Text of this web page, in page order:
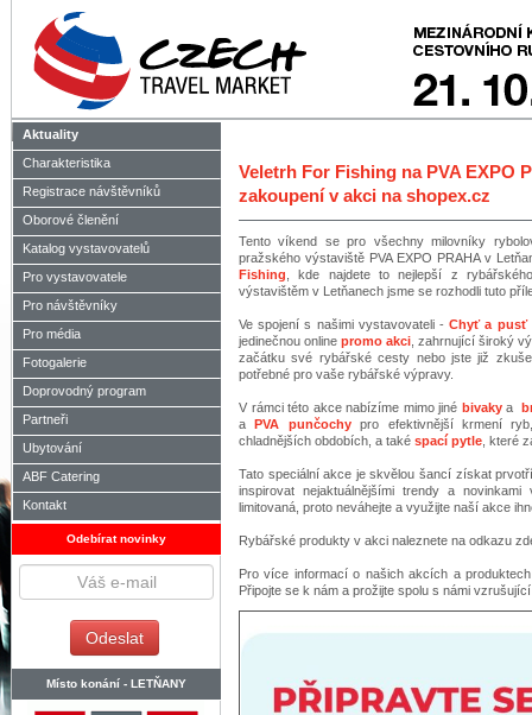
Aktuality
Charakteristika
Registrace návštěvníků
Oborové členění
Katalog vystavovatelů
Pro vystavovatele
Pro návštěvníky
Pro média
Fotogalerie
Doprovodný program
Partneři
Ubytování
ABF Catering
Kontakt
Odebírat novinky
Místo konání - LETŇANY
Veletrh For Fishing na PVA EXPO
zakoupení v akci na shopex.cz
Tento víkend se pro všechny milovníky
pražského výstaviště PVA EXPO PRAHA v
Fishing , kde najdete to nejlepší z
výstavištěm v Letňanech jsme se rozhodli tuto
Ve spojení s našimi vystavovateli -Chyť a pusť
jedinečnou onlinepromo akci , zahrnující široký
začátku své rybářské cesty nebo jste již
potřebné pro vaše rybářské výpravy.
V rámci této akce nabízíme mimo jiné bivakya
aPVA punčochypro efektivnější krmení
chladnějších obdobích, a také spací pytle , které
Tato speciální akce je skvělou šancí získat
inspirovat nejaktuálnějšími trendy a
limitovaná, proto neváhejte a využijte naší akce
Rybářské produkty v akci naleznete na odkazu
Pro více informací o našich akcích a
Připojte se k nám a prožijte spolu s námi